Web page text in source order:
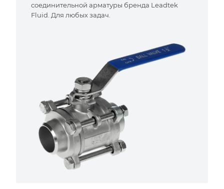
соединительной арматуры бренда Leadtek
Fluid. Для любых задач.